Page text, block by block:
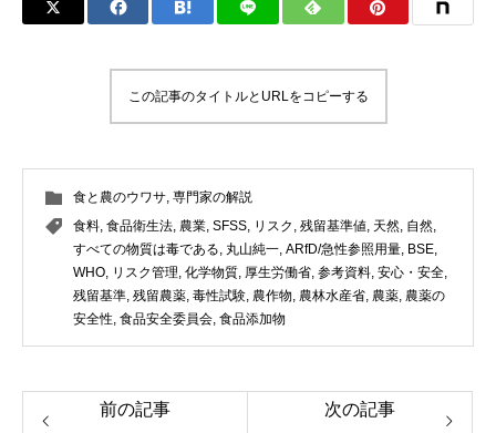
この記事のタイトルとURLをコピーする
食と農のウワサ, 専門家の解説
食料, 食品衛生法, 農業, SFSS, リスク , 残留基準値, 天然, 自然,
すべての物質は毒である, 丸山純一, ARfD/急性参照用量, BSE,
WHO, リスク管理, 化学物質, 厚生労働省, 参考資料, 安心・安全,
残留基準, 残留農薬, 毒性試験, 農作物, 農林水産省, 農薬, 農薬の
安全性, 食品安全委員会, 食品添加物
前の記事 次の記事